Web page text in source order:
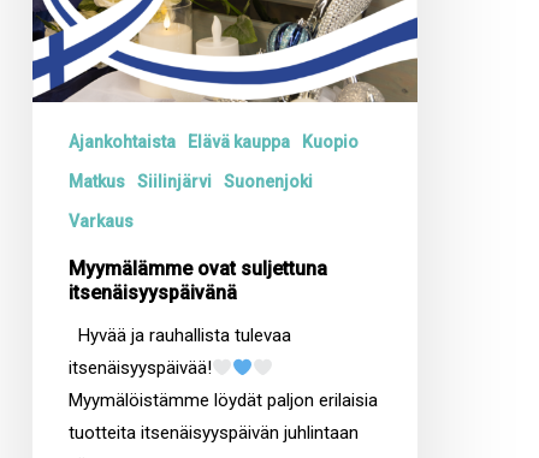
Ajankohtaista Elävä kauppa Kuopio
Matkus Siilinjärvi Suonenjoki
Varkaus
Myymälämme ovat suljettuna
itsenäisyyspäivänä
Hyvää ja rauhallista tulevaa
itsenäisyyspäivää!
Myymälöistämme löydät paljon erilaisia
tuotteita itsenäisyyspäivän juhlintaan